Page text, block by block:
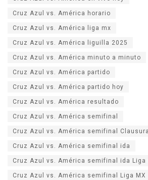
Cruz Azul vs. América horario
Cruz Azul vs. América liga mx
Cruz Azul vs. América liguilla 2025
Cruz Azul vs. América minuto a minuto
Cruz Azul vs. América partido
Cruz Azul vs. América partido hoy
Cruz Azul vs. América resultado
Cruz Azul vs. América semifinal
Cruz Azul vs. América semifinal
Cruz Azul vs. América semifinal ida
Cruz Azul vs. América semifinal ida Liga
Cruz Azul vs. América semifinal Liga MX